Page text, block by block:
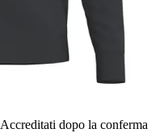
Accreditati dopo la conferma